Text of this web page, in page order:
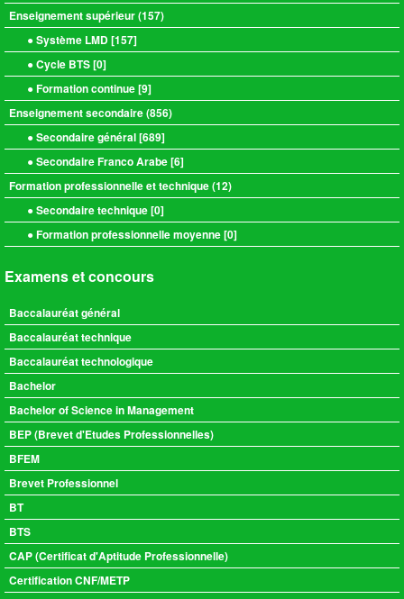
Enseignement supérieur (157)
● Système LMD [157]
● Cycle BTS [0]
● Formation continue [9]
Enseignement secondaire (856)
● Secondaire général [689]
● Secondaire Franco Arabe [6]
Formation professionnelle et technique (12)
● Secondaire technique [0]
● Formation professionnelle moyenne [0]
Examens et concours
Baccalauréat général
Baccalauréat technique
Baccalauréat technologique
Bachelor
Bachelor of Science in Management
BEP (Brevet d'Etudes Professionnelles)
BFEM
Brevet Professionnel
BT
BTS
CAP (Certificat d'Aptitude Professionnelle)
Certification CNF/METP